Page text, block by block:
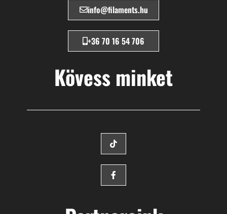
info@filaments.hu
+36 70 16 54 706
Kövess minket